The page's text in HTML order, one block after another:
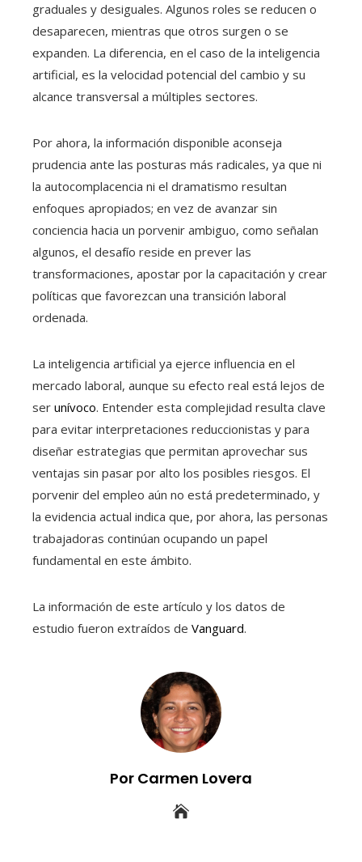
graduales y desiguales. Algunos roles se reducen o
desaparecen, mientras que otros surgen o se
expanden. La diferencia, en el caso de la inteligencia
artificial, es la velocidad potencial del cambio y su
alcance transversal a múltiples sectores.
Por ahora, la información disponible aconseja
prudencia ante las posturas más radicales, ya que ni
la autocomplacencia ni el dramatismo resultan
enfoques apropiados; en vez de avanzar sin
conciencia hacia un porvenir ambiguo, como señalan
algunos, el desafío reside en prever las
transformaciones, apostar por la capacitación y crear
políticas que favorezcan una transición laboral
ordenada.
La inteligencia artificial ya ejerce influencia en el
mercado laboral, aunque su efecto real está lejos de
ser unívoco. Entender esta complejidad resulta clave
para evitar interpretaciones reduccionistas y para
diseñar estrategias que permitan aprovechar sus
ventajas sin pasar por alto los posibles riesgos. El
porvenir del empleo aún no está predeterminado, y
la evidencia actual indica que, por ahora, las personas
trabajadoras continúan ocupando un papel
fundamental en este ámbito.
La información de este artículo y los datos de
estudio fueron extraídos de Vanguard.
Por Carmen Lovera